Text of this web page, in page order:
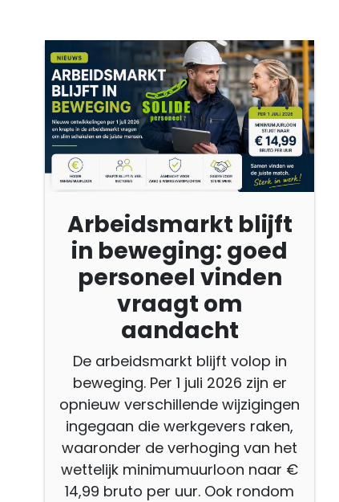
Arbeidsmarkt blijft
in beweging: goed
personeel vinden
vraagt om
aandacht
De arbeidsmarkt blijft volop in
beweging. Per 1 juli 2026 zijn er
opnieuw verschillende wijzigingen
ingegaan die werkgevers raken,
waaronder de verhoging van het
wettelijk minimumuurloon naar €
14,99 bruto per uur. Ook rondom